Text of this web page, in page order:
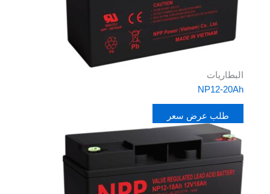
البطاريات
NP12-20Ah
طلب عرض سعر